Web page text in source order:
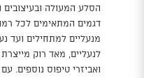
הסלע המעולה ובעיצובים
דגמים המתאימים לכל
מנעליים למתחילים ועד
לנעליים, מאד רוק
ואביזרי טיפוס נוספים.